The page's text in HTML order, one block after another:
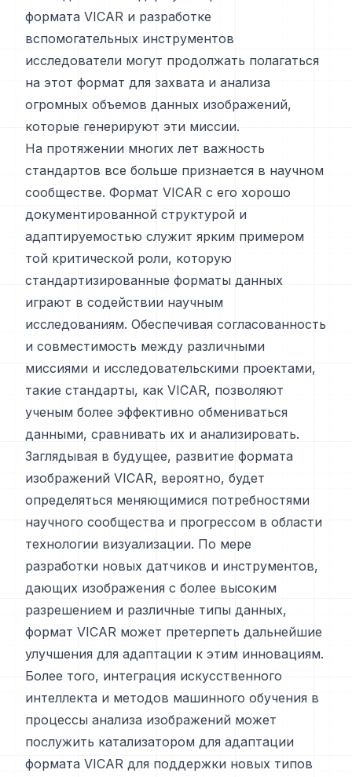
формата VICAR и разработке
вспомогательных инструментов
исследователи могут продолжать полагаться
на этот формат для захвата и анализа
огромных объемов данных изображений,
которые генерируют эти миссии.
На протяжении многих лет важность
стандартов все больше признается в научном
сообществе. Формат VICAR с его хорошо
документированной структурой и
адаптируемостью служит ярким примером
той критической роли, которую
стандартизированные форматы данных
играют в содействии научным
исследованиям. Обеспечивая согласованность
и совместимость между различными
миссиями и исследовательскими проектами,
такие стандарты, как VICAR, позволяют
ученым более эффективно обмениваться
данными, сравнивать их и анализировать.
Заглядывая в будущее, развитие формата
изображений VICAR, вероятно, будет
определяться меняющимися потребностями
научного сообщества и прогрессом в области
технологии визуализации. По мере
разработки новых датчиков и инструментов,
дающих изображения с более высоким
разрешением и различные типы данных,
формат VICAR может претерпеть дальнейшие
улучшения для адаптации к этим инновациям.
Более того, интеграция искусственного
интеллекта и методов машинного обучения в
процессы анализа изображений может
послужить катализатором для адаптации
формата VICAR для поддержки новых типов